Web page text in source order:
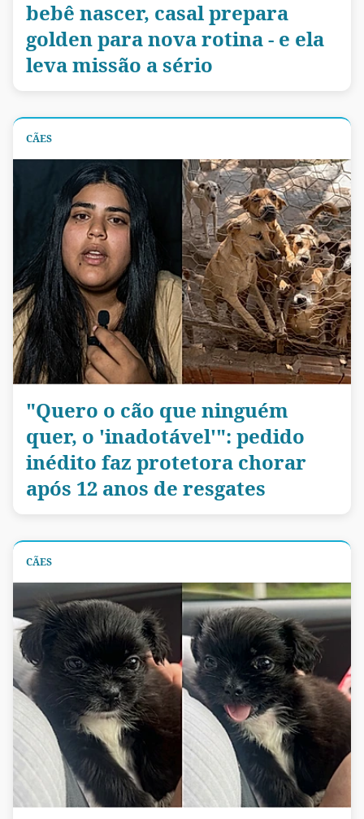
bebê nascer, casal prepara
golden para nova rotina - e ela
leva missão a sério
CÃES
"Quero o cão que ninguém
quer, o 'inadotável'": pedido
inédito faz protetora chorar
após 12 anos de resgates
CÃES